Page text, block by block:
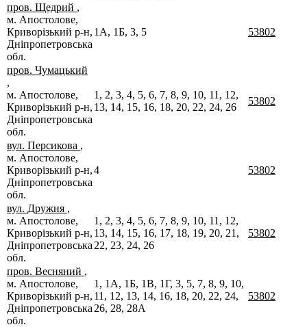
пров. Щедрий ,
м. Апостолове,
Криворізький р-н,
Дніпропетровська
обл.
1А, 1Б, 3, 5 53802
пров. Чумацький
,
м. Апостолове,
Криворізький р-н,
Дніпропетровська
обл.
1, 2, 3, 4, 5, 6, 7, 8, 9, 10, 11, 12,
13, 14, 15, 16, 18, 20, 22, 24, 26
53802
вул. Персикова ,
м. Апостолове,
Криворізький р-н,
Дніпропетровська
обл.
4 53802
вул. Дружня ,
м. Апостолове,
Криворізький р-н,
Дніпропетровська
обл.
1, 2, 3, 4, 5, 6, 7, 8, 9, 10, 11, 12,
13, 14, 15, 16, 17, 18, 19, 20, 21,
22, 23, 24, 26
53802
пров. Весняний ,
м. Апостолове,
Криворізький р-н,
Дніпропетровська
обл.
1, 1А, 1Б, 1В, 1Г, 3, 5, 7, 8, 9, 10,
11, 12, 13, 14, 16, 18, 20, 22, 24,
26, 28, 28А
53802